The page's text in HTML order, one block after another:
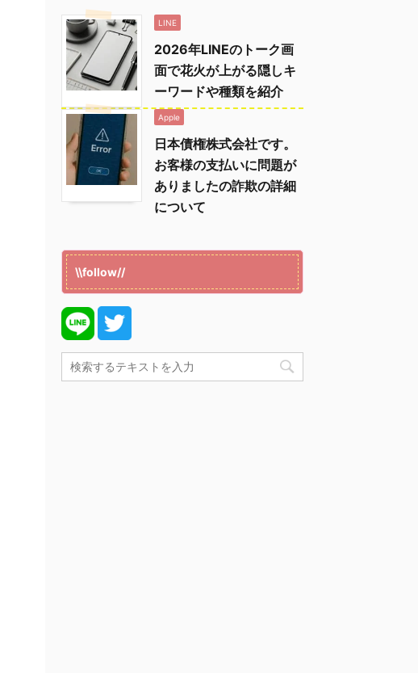
LINE
2026年LINEのトーク画
面で花火が上がる隠しキ
ーワードや種類を紹介
Apple
日本債権株式会社です。
お客様の支払いに問題が
ありましたの詐欺の詳細
について
\\follow//